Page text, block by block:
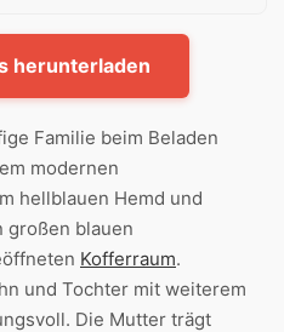
herunterladen
Familie beim Beladen
modernen
hellblauen Hemd und
großen blauen
Kofferraum.
und Tochter mit weiterem
Die Mutter trägt